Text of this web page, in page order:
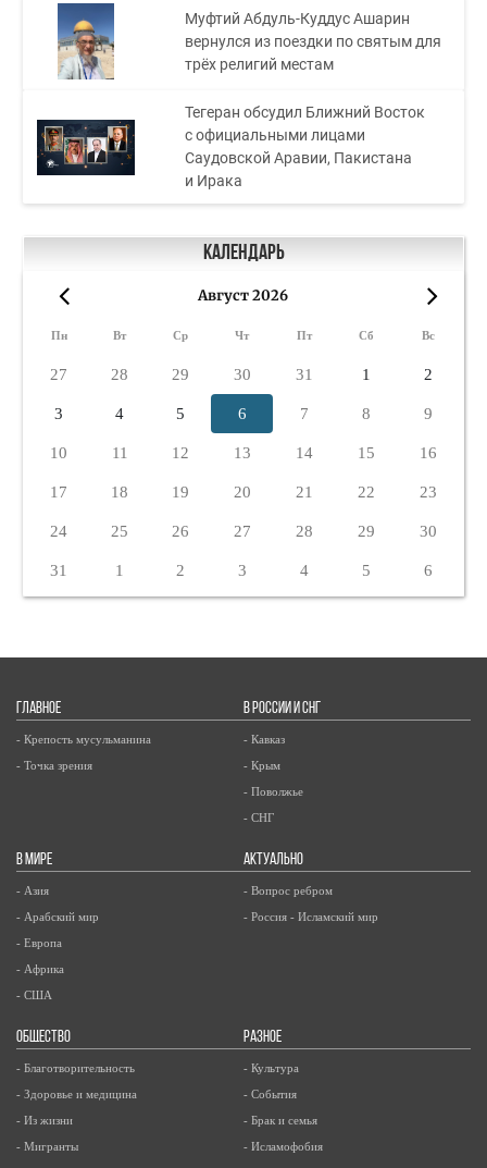
Муфтий Абдуль-Куддус Ашарин
вернулся из поездки по святым для
трёх религий местам
Тегеран обсудил Ближний Восток
с официальными лицами
Саудовской Аравии, Пакистана
и Ирака
Календарь
Август 2026
Пн Вт Ср Чт Пт Сб Вс
27 28 29 30 31 1 2
3 4 5 6 7 8 9
10 11 12 13 14 15 16
17 18 19 20 21 22 23
24 25 26 27 28 29 30
31 1 2 3 4 5 6
ГЛАВНОЕ
- Крепость мусульманина
- Точка зрения
В РОССИИ И СНГ
- Кавказ
- Крым
- Поволжье
- СНГ
В МИРЕ
- Азия
- Арабский мир
- Европа
- Африка
- США
АКТУАЛЬНО
- Вопрос ребром
- Россия - Исламский мир
ОБЩЕСТВО
- Благотворительность
- Здоровье и медицина
- Из жизни
- Мигранты
РАЗНОЕ
- Культура
- События
- Брак и семья
- Исламофобия